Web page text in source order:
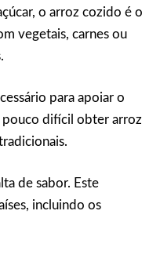
o arroz cozido é o
vegetais, carnes ou
para apoiar o
difícil obter arroz
de sabor. Este
incluindo os